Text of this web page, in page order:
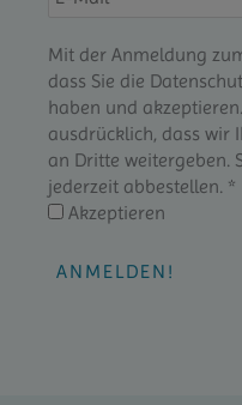
Mit der Anmeldung
dass Sie die
haben und
ausdrücklich, dass wir
an Dritte weitergeben.
jederzeit abbestellen. *
Akzeptieren